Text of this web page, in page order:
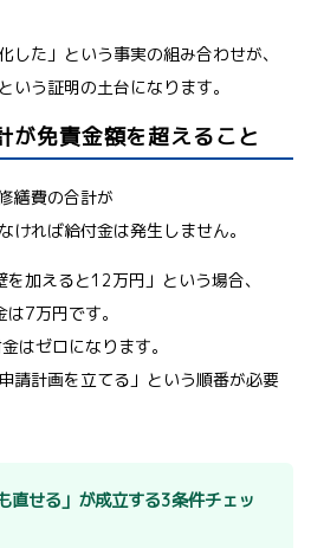
した」という事実の組み合わせが、
いう証明の土台になります。
が免責金額を超えること
繕費の合計が
ければ給付金は発生しません。
を加えると12万円」という場合、
7万円です。
はゼロになります。
請計画を立てる」という順番が必要
直せる」が成立する3条件チェッ